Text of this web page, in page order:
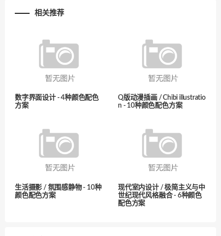
相关推荐
数字界面设计 - 4种颜色配色
方案
Q版动漫插画 / Chibi illustratio
n - 10种颜色配色方案
生活摄影 / 氛围感静物 - 10种
颜色配色方案
现代室内设计 / 极简主义与中
世纪现代风格融合 - 6种颜色
配色方案